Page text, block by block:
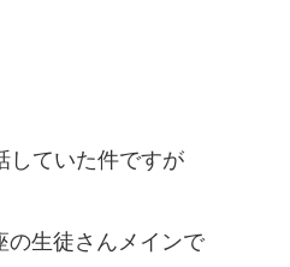
していた件ですが
の生徒さんメインで